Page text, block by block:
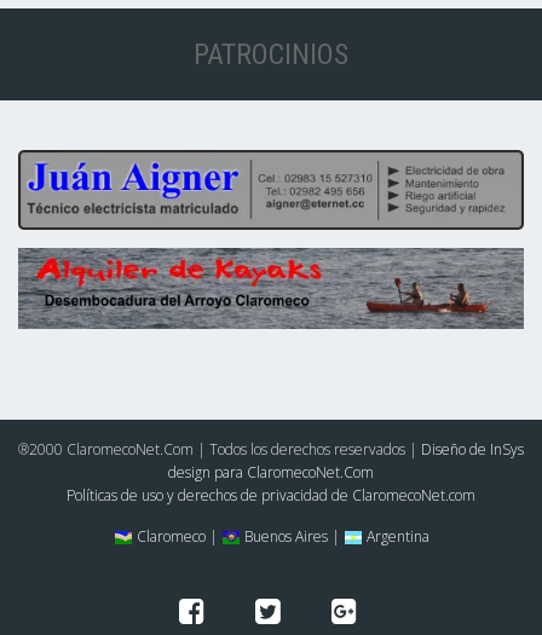
PATROCINIOS
®2000 ClaromecoNet.Com | Todos los derechos reservados | Diseño de InSys
design para ClaromecoNet.Com
Políticas de uso y derechos de privacidad de ClaromecoNet.com
Claromeco |
Buenos Aires | Argentina